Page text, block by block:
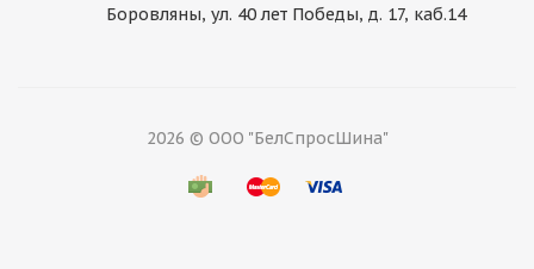
Боровляны, ул. 40 лет Победы, д. 17, каб.14
2026 © ООО "БелСпросШина"